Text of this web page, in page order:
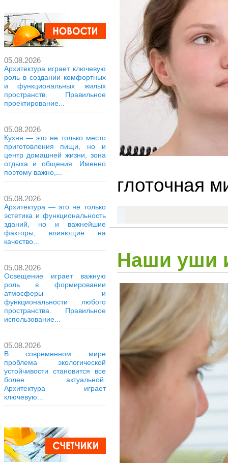
05.08.2026
Архитектура играет ключевую
роль в создании комфортных
и функциональных жилых
пространств. Правильное
проектирование...
05.08.2026
Кухня — это не только место
приготовления пищи, но и
центр домашней жизни, зона
отдыха и общения. Именно
поэтому важно,...
05.08.2026
Архитектура — это не только
эстетика и функциональность
зданий, но и важнейшие
факторы, влияющие на
качество...
05.08.2026
Освещение играет важную
роль в формировании
атмосферы и
функциональности любого
пространства. Правильное
использование...
05.08.2026
В современном мире
проблема экологической
устойчивости становится все
более актуальной.
Архитектура играет
ключевую...
глоточная
Наши уши